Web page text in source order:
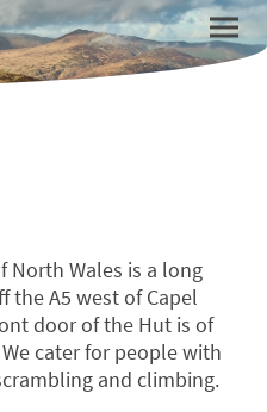
North Wales is a long
the A5 west of Capel
door of the Hut is of
cater for people with
and climbing.